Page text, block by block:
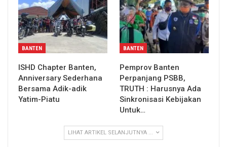
BANTEN
ISHD Chapter Banten,
Anniversary Sederhana
Bersama Adik-adik
Yatim-Piatu
BANTEN
Pemprov Banten
Perpanjang PSBB,
TRUTH : Harusnya Ada
Sinkronisasi Kebijakan
Untuk…
LIHAT ARTIKEL SELANJUTNYA ...